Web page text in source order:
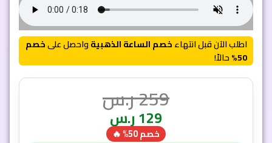
اطلب الآن قبل انتهاءخصم الساعة الذهبيةواحصل علىخصم
50% حالاً!
259ر.س
129ر.س
خصم 50% 🔥